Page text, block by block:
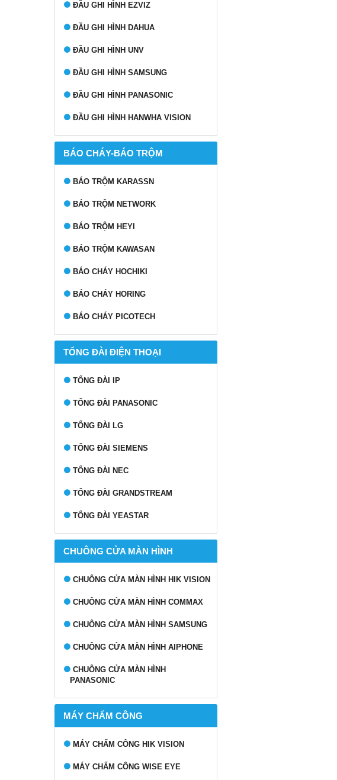
ĐẦU GHI HÌNH EZVIZ
ĐẦU GHI HÌNH DAHUA
ĐẦU GHI HÌNH UNV
ĐẦU GHI HÌNH SAMSUNG
ĐẦU GHI HÌNH PANASONIC
ĐẦU GHI HÌNH HANWHA VISION
BÁO CHÁY-BÁO TRỘM
BÁO TRỘM KARASSN
BÁO TRỘM NETWORK
BÁO TRỘM HEYI
BÁO TRỘM KAWASAN
BÁO CHÁY HOCHIKI
BÁO CHÁY HORING
BÁO CHÁY PICOTECH
TỔNG ĐÀI ĐIỆN THOẠI
TỔNG ĐÀI IP
TỔNG ĐÀI PANASONIC
TỔNG ĐÀI LG
TỔNG ĐÀI SIEMENS
TỔNG ĐÀI NEC
TỔNG ĐÀI GRANDSTREAM
TỔNG ĐÀI YEASTAR
CHUÔNG CỬA MÀN HÌNH
CHUÔNG CỬA MÀN HÌNH HIK VISION
CHUÔNG CỬA MÀN HÌNH COMMAX
CHUÔNG CỬA MÀN HÌNH SAMSUNG
CHUÔNG CỬA MÀN HÌNH AIPHONE
CHUÔNG CỬA MÀN HÌNH
PANASONIC
MÁY CHẤM CÔNG
MÁY CHẤM CÔNG HIK VISION
MÁY CHẤM CÔNG WISE EYE